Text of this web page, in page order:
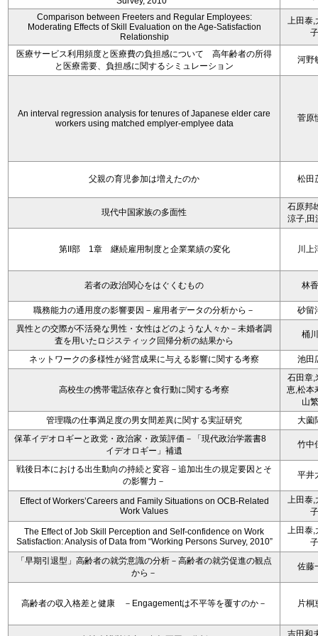
Comparison between Freeters and Regular Employees:
Moderating Effects of Skill Evaluation on the Age-Satisfaction
Relationship
上田泰,
子
医療サービス利用頻度と医療費の負担感について 高年齢者の所得
と医療需要、負担感に関するシミュレーション
河野
An interval regression analysis for tenures of Japanese elder care
workers using matched emplyer-emplyee data
菅原
父親の育児参加は増えたのか 松田
現代中国家族の多面性
石原邦
涼子,田
第II部 1章 継続雇用制度と企業業績の変化 川上
若者の政治関心をはぐくむもの 林
職務能力の通用度の影響要因－雇用者データの分析から－
砂留
異性との交際が不活発な男性・女性はどのような人々か－未婚者調
査を用いたロジスティック回帰分析の結果から
桶
ネットワークの多様性が経営成果に与える影響に関する考察 池田
高校生の携帯電話依存と食行動に関する考察
石田章,
恵,松本
山
管理職の仕事満足度の男女間差異に関する実証研究
大薗
保革イデオロギーと政党・政治家・政策評価－「現代政治学叢書8
イデオロギー」補遺
竹中
戦後日本における出生動向の持続と変容－追加出生の規定要因とそ
の影響力－
平井
Effect of Workers’Careers and Family Situations on OCB-Related
Work Values
上田泰,
子
The Effect of Job Skill Perception and Self-confidence on Work
Satisfaction: Analysis of Data from “Working Persons Survey, 2010”
上田泰,
子
「早期引退型」高齢者の就労意識の分析－高齢者の就労促進の観点
から－
佐藤
高齢者の収入格差と健康 －Engagementは不平等を覆すのか－ 片桐
吉田和